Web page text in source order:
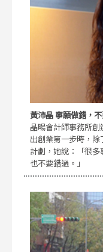
黃沛晶 寧願做錯，
晶暘會計師事務所創
出創業第一步時，除
計劃，她說：「很多
也不要錯過。」